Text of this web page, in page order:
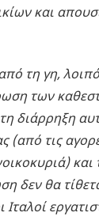
και
τη γη,
των
διάρρηξη
(από τις
δεν θα